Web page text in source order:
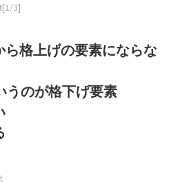
3]
格上げの要素にならな
うのが格下げ要素